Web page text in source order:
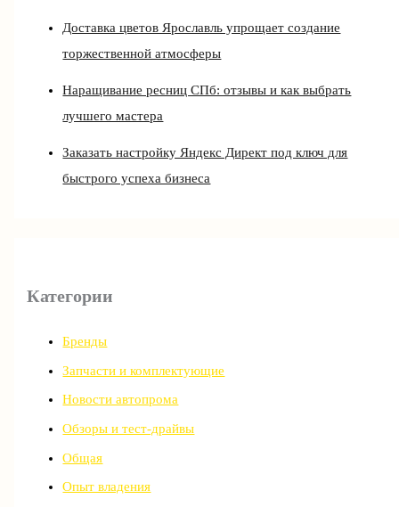
Доставка цветов Ярославль упрощает создание
торжественной атмосферы
Наращивание ресниц СПб: отзывы и как выбрать
лучшего мастера
Заказать настройку Яндекс Директ под ключ для
быстрого успеха бизнеса
Категории
Бренды
Запчасти и комплектующие
Новости автопрома
Обзоры и тест-драйвы
Общая
Опыт владения